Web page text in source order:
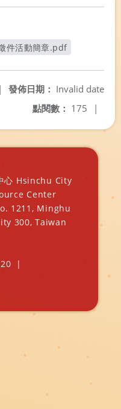
件活動簡章.pdf
發佈日期： Invalid date
|
點閱數： 175 |
心 Hsinchu City
Center
1211, Minghu
300, Taiwan
|